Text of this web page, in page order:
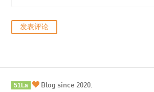
51La Blog since 2020.